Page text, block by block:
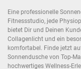
Eine professionelle
Fitnessstudio, jede
bietet Dir und Deinen
Collagenlicht und ein
komfortabel. Finde jetzt
Sonnendusche von Top-
hochwertiges Wellness-